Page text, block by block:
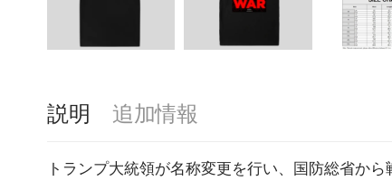
説明 追加情報
トランプ大統領が名称変更を行い、国防総省か